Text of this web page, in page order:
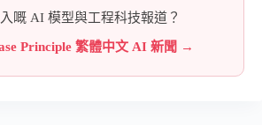
嘅 AI 模型與工程科技報道？
Principle 繁體中文 AI 新聞 →